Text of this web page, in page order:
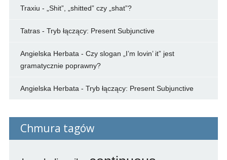
Traxiu - „Shit”, „shitted” czy „shat”?
Tatras- Tryb łączący: Present Subjunctive
Angielska Herbata - Czy slogan „I’m lovin’ it” jest
gramatycznie poprawny?
Angielska Herbata - Tryb łączący: Present Subjunctive
Chmura tagów